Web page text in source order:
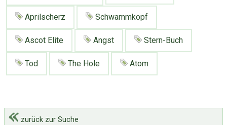
Aprilscherz Schwammkopf
Ascot Elite Angst Stern-Buch
Tod The Hole Atom
zurück zur Suche